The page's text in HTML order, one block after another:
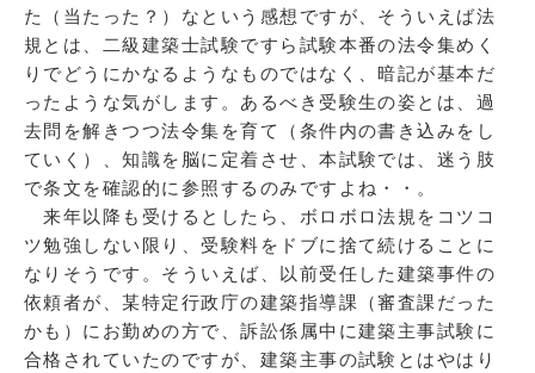
た（当たった？）なという感想ですが、そういえば法
規とは、二級建築士試験ですら試験本番の法令集めく
りでどうにかなるようなものではなく、暗記が基本だ
ったような気がします。あるべき受験生の姿とは、過
去問を解きつつ法令集を育て（条件内の書き込みをし
ていく）、知識を脳に定着させ、本試験では、迷う肢
で条文を確認的に参照するのみですよね・・。
来年以降も受けるとしたら、ボロボロ法規をコツコ
ツ勉強しない限り、受験料をドブに捨て続けることに
なりそうです。そういえば、以前受任した建築事件の
依頼者が、某特定行政庁の建築指導課（審査課だった
かも）にお勤めの方で、訴訟係属中に建築主事試験に
合格されていたのですが、建築主事の試験とはやはり